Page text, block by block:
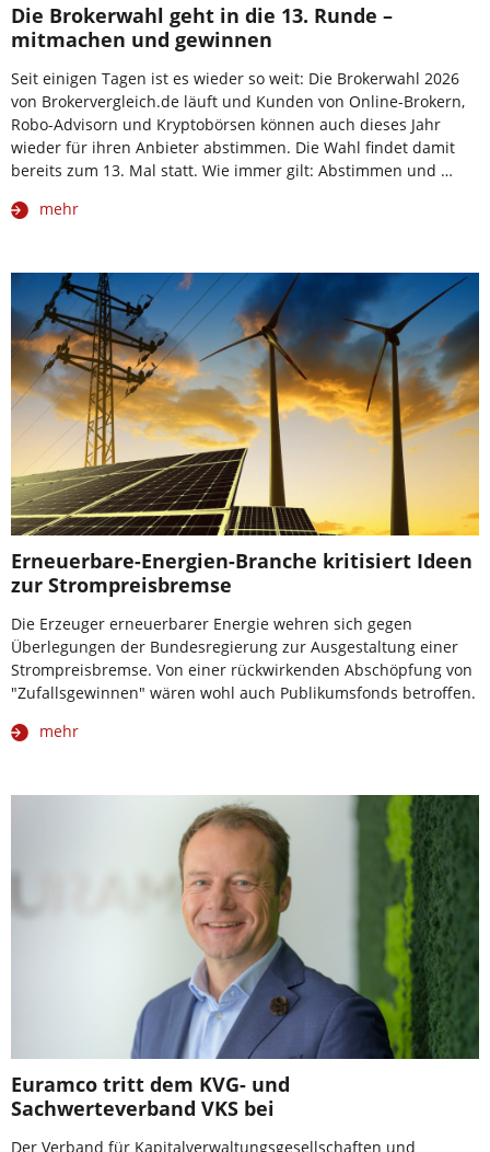
Die Brokerwahl geht in die 13. Runde –
mitmachen und gewinnen
Seit einigen Tagen ist es wieder so weit: Die Brokerwahl 2026
von Brokervergleich.de läuft und Kunden von Online-Brokern,
Robo-Advisorn und Kryptobörsen können auch dieses Jahr
wieder für ihren Anbieter abstimmen. Die Wahl findet damit
bereits zum 13. Mal statt. Wie immer gilt: Abstimmen und …
mehr
Erneuerbare-Energien-Branche kritisiert Ideen
zur Strompreisbremse
Die Erzeuger erneuerbarer Energie wehren sich gegen
Überlegungen der Bundesregierung zur Ausgestaltung einer
Strompreisbremse. Von einer rückwirkenden Abschöpfung von
"Zufallsgewinnen" wären wohl auch Publikumsfonds betroffen.
mehr
Euramco tritt dem KVG- und
Sachwerteverband VKS bei
Der Verband für Kapitalverwaltungsgesellschaften und